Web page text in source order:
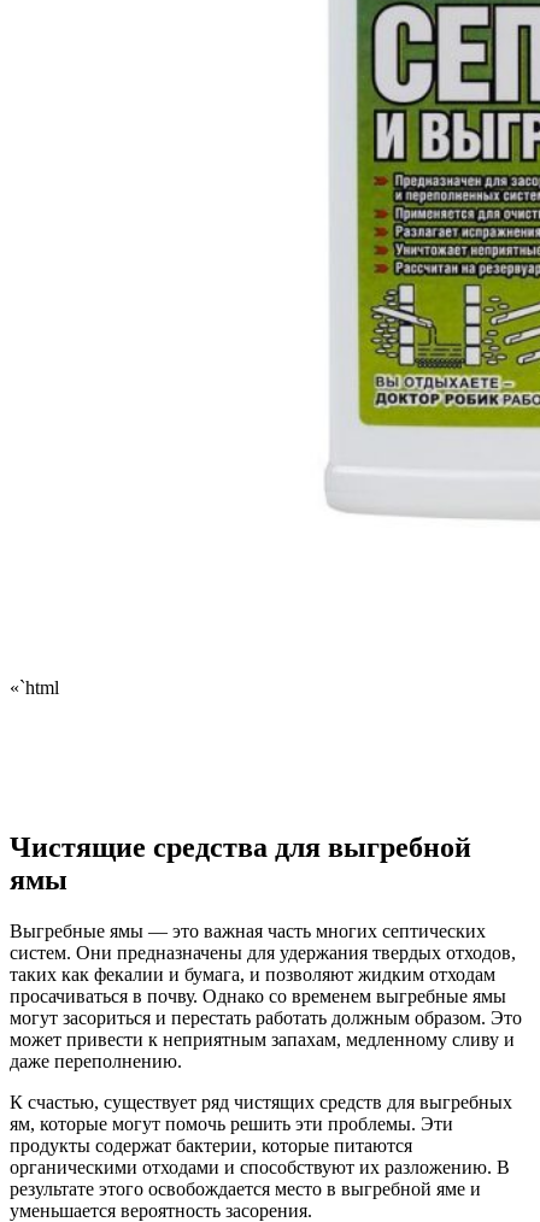
«`html
Чистящие средства для выгребной
ямы
Выгребные ямы — это важная часть многих септических
систем. Они предназначены для удержания твердых отходов,
таких как фекалии и бумага, и позволяют жидким отходам
просачиваться в почву. Однако со временем выгребные ямы
могут засориться и перестать работать должным образом. Это
может привести к неприятным запахам, медленному сливу и
даже переполнению.
К счастью, существует ряд чистящих средств для выгребных
ям, которые могут помочь решить эти проблемы. Эти
продукты содержат бактерии, которые питаются
органическими отходами и способствуют их разложению. В
результате этого освобождается место в выгребной яме и
уменьшается вероятность засорения.